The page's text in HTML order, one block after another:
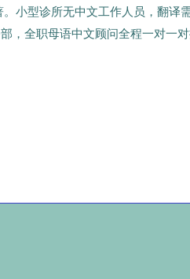
小型诊所无中文工作人员，翻译
，全职母语中文顾问全程一对一